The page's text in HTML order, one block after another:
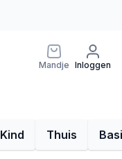
Mandje Inloggen
Kind Thuis